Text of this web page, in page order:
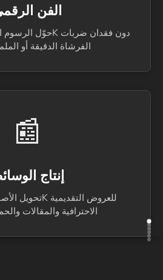
الفن
الفرشاة الدقيقة أو
📰
إنتاج
الاحترافية والمقالات